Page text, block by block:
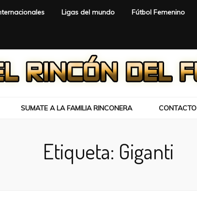
Ligas del mundo Fútbol Femenino
SUMATE A LA FAMILIA RINCONERA CONTACTO
Etiqueta: Giganti